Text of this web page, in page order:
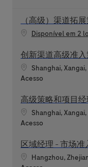
（高级）渠道拓
Disponível em 2
创新渠道高级准
Localização
Shanghai,
Categoria
Acesso
高级策略和项目
Localização
Shanghai,
Categoria
Acesso
区域经理 - 市场
Localização
Hangzhou,